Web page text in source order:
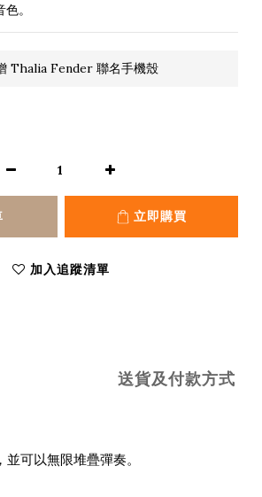
。
Thalia Fender 聯名手機殼
立即購買
加入追蹤清單
送貨及付款方式
可以無限堆疊彈奏。